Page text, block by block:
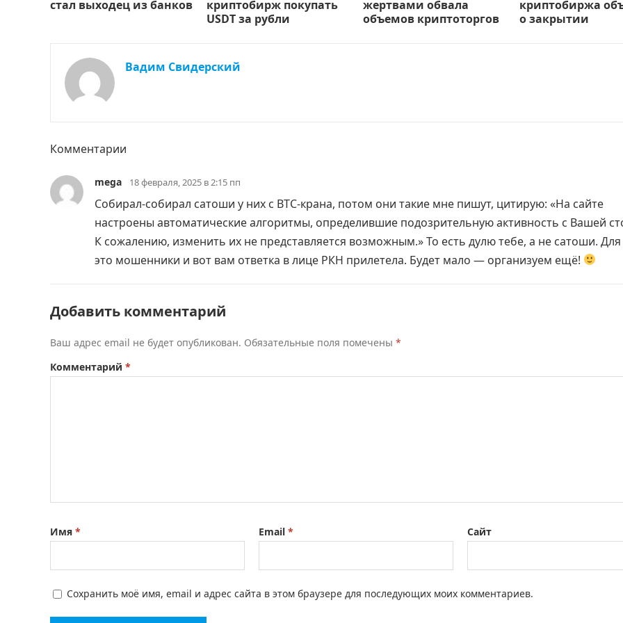
стал выходец из банков
криптобирж покупать
USDT за рубли
жертвами обвала
объемов криптоторгов
криптобиржа
о закрытии
Вадим Свидерский
Комментарии
mega 18 февраля, 2025 в 2:15 пп
Собирал-собирал сатоши у них с BTC-крана, потом они такие мне пишут, цитирую: «На сайте
настроены автоматические алгоритмы, определившие подозрительную активность с Вашей
К сожалению, изменить их не представляется возможным.» То есть дулю тебе, а не сатоши.
это мошенники и вот вам ответка в лице РКН прилетела. Будет мало — организуем ещё!
Добавить комментарий
Ваш адрес email не будет опубликован. Обязательные поля помечены *
Комментарий *
Имя * Email * Сайт
Сохранить моё имя, email и адрес сайта в этом браузере для последующих моих комментариев.